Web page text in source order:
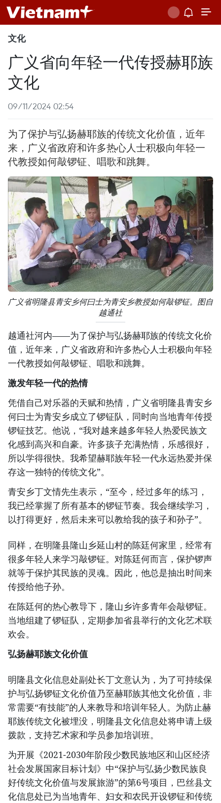
文化
广义省向年轻一代传授赫耶族
文化
09/11/2024 02:54
为了保护与弘扬赫耶族的传统文化价值，近年
来，广义省政府和许多热心人士积极向年轻一
代教授如何敲锣钲、唱歌和跳舞。
广义省明隆县青安乡何曰士为青安乡教授如何敲锣钲。图自
越通社
越通社河内——为了保护与弘扬赫耶族的传统文化价
值，近年来，广义省政府和许多热心人士积极向年轻
一代教授如何敲锣钲、唱歌和跳舞。
激发年轻一代的热情
凭借自己对乐器的天赋和热情，广义省明隆县青安乡
何曰士为青安乡成立了锣钲队，同时向当地青年传授
锣钲技艺。他说，“我对越来越多年轻人热爱民族文
化感到高兴和自豪。许多孩子充满热情，乐感很好，
所以学得很快。我希望赫耶族年轻一代永远热爱并保
存这一独特的传统文化”。
青安乡丁文情先生表示，“至今，经过多年的练习，
我已经掌握了所有基本的锣钲节奏。我会继续学习，
以打得更好，然后未来可以教给我的孩子和孙子”。
同样，在明隆县隆山乡延山村的陈廷何家里，经常有
很多年轻人来学习敲锣钲。对陈廷何而言，保护锣声
就等于保护其民族的灵魂。因此，他总是抽出时间来
传授给他子孙。
在陈廷何的热心教导下，隆山乡许多青年会敲锣钲。
当地组建了锣钲队，定期参加省县举行的文化艺术联
欢会。
弘扬赫耶族文化价值
明隆县文化信息处副处长丁文意认为，为了可持续保
护与弘扬锣钲文化价值乃至赫耶族其他文化价值，非
常需要“有技能”的人来教导和培训年轻人。为防止赫
耶族传统文化被埋没，明隆县文化信息处将申请上级
拨款，支持艺术家和学员参加培训班。
为开展《2021-2030年阶段少数民族地区和山区经济
社会发展国家目标计划》中“保护与弘扬少数民族良
好传统文化价值与发展旅游”的第6号项目，巴丝县文
化信息处已为当地青年、妇女和农民开设锣钲和传统